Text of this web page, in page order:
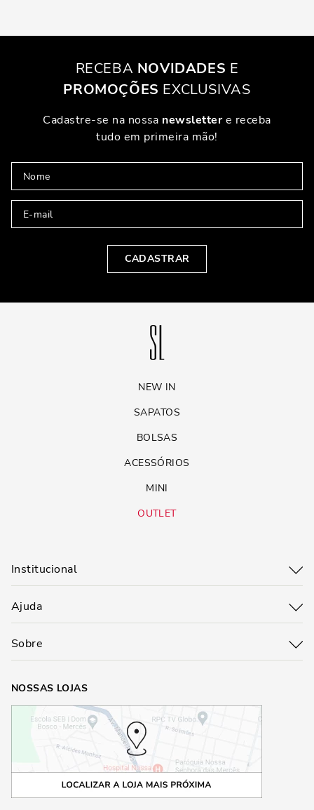
RECEBA NOVIDADES E
PROMOÇÕES EXCLUSIVAS
Cadastre-se na nossa newslettere receba
tudo em primeira mão!
CADASTRAR
NEW IN
SAPATOS
BOLSAS
ACESSÓRIOS
MINI
OUTLET
Institucional
Ajuda
Sobre
NOSSAS LOJAS